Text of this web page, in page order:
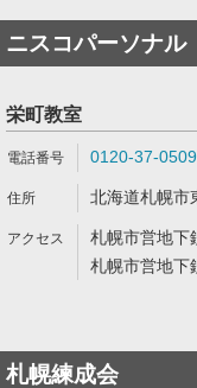
ニスコパーソナル
栄町教室
0120-37-0509
北海道札幌市
札幌市営地下
札幌市営地下
札幌練成会